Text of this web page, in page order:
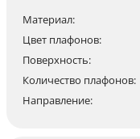
Материал:
Цвет плафонов:
Поверхность:
Количество плафонов:
Направление: